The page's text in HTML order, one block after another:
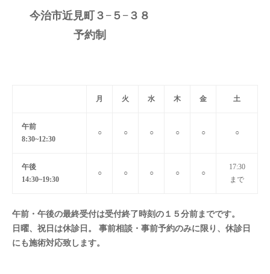
今治市近見町３−５−３８
予約制
月 火 水 木 金 土
午前
8:30~12:30
○ ○ ○ ○ ○ ○
午後
14:30~19:30
○ ○ ○ ○ ○
17:30
まで
午前・午後の最終受付は受付終了時刻の１５分前までです。
日曜、祝日は休診日。 事前相談・事前予約のみに限り、休診日
にも施術対応致します。